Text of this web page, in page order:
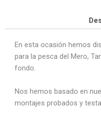
En esta ocasión hemos
para la pesca del Mero,
fondo.
Nos hemos basado en
montajes probados y